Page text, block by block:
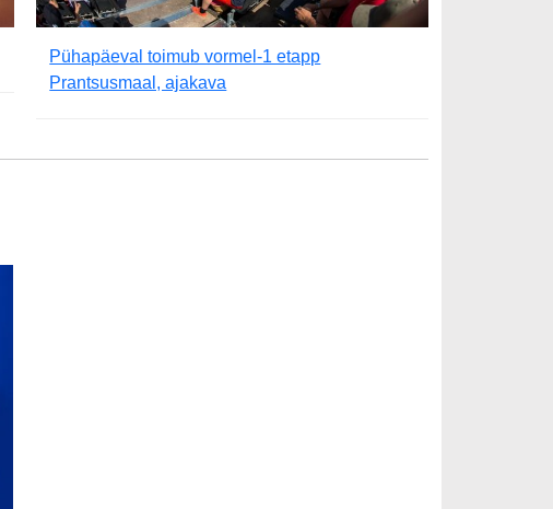
Pühapäeval toimub vormel-1 etapp
Prantsusmaal, ajakava